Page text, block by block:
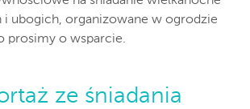
i ubogich, organizowane w ogrodzie
prosimy o wsparcie.
ze śniadania